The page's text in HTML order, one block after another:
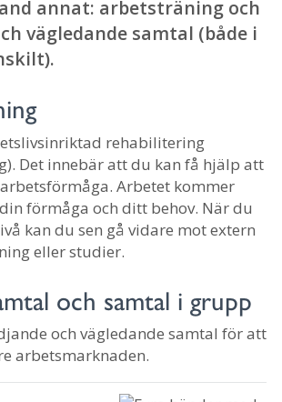
annat: arbetsträning och
vägledande samtal (både i
rehabilitering
Det innebär att du kan få hjälp att
Arbetet kommer
förmåga och ditt behov. När du
kan du sen gå vidare mot extern
eller studier.
och samtal i grupp
och vägledande samtal för att
arbetsmarknaden.